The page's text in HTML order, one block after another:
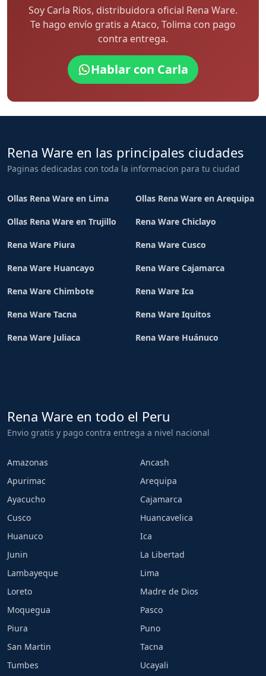
Soy Carla Rios, distribuidora oficial Rena Ware.
Te hago envío gratis a Ataco, Tolima con pago
contra entrega.
Hablar con Carla
Rena Ware en las principales ciudades
Paginas dedicadas con toda la informacion para tu ciudad
Ollas Rena Ware en Lima Ollas Rena Ware en Arequipa
Ollas Rena Ware en Trujillo Rena Ware Chiclayo
Rena Ware Piura Rena Ware Cusco
Rena Ware Huancayo Rena Ware Cajamarca
Rena Ware Chimbote Rena Ware Ica
Rena Ware Tacna Rena Ware Iquitos
Rena Ware Juliaca Rena Ware Huánuco
Rena Ware en todo el Peru
Envio gratis y pago contra entrega a nivel nacional
Amazonas
Ancash
Apurimac
Arequipa
Ayacucho
Cajamarca
Cusco
Huancavelica
Huanuco
Ica
Junin
La Libertad
Lambayeque
Lima
Loreto
Madre de Dios
Moquegua
Pasco
Piura
Puno
San Martin
Tacna
Tumbes
Ucayali